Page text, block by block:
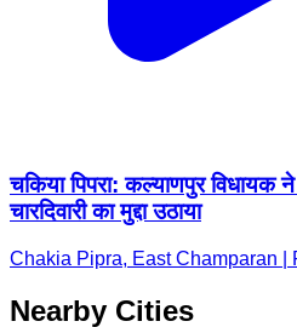
चकिया पिपरा: कल्याणपुर विधायक ने
चारदिवारी का मुद्दा उठाया
Chakia Pipra, East Champaran |
Nearby Cities